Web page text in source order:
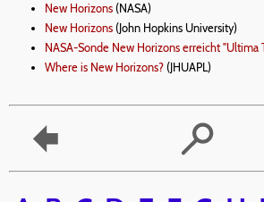
New Horizons (NASA)
New Horizons (John Hopkins University)
NASA-Sonde New Horizons erreicht "Ultima
Where is New Horizons? (JHUAPL)